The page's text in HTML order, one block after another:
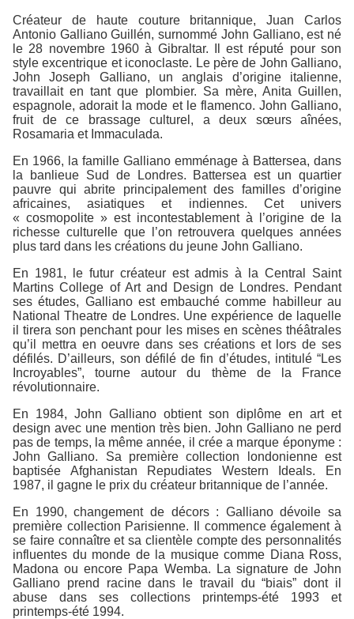
Créateur de haute couture britannique, Juan Carlos
Antonio Galliano Guillén, surnommé John Galliano, est né
le 28 novembre 1960 à Gibraltar. Il est réputé pour son
style excentrique et iconoclaste. Le père de John Galliano,
John Joseph Galliano, un anglais d’origine italienne,
travaillait en tant que plombier. Sa mère, Anita Guillen,
espagnole, adorait la mode et le flamenco. John Galliano,
fruit de ce brassage culturel, a deux sœurs aînées,
Rosamaria et Immaculada.
En 1966, la famille Galliano emménage à Battersea, dans
la banlieue Sud de Londres. Battersea est un quartier
pauvre qui abrite principalement des familles d’origine
africaines, asiatiques et indiennes. Cet univers
« cosmopolite » est incontestablement à l’origine de la
richesse culturelle que l’on retrouvera quelques années
plus tard dans les créations du jeune John Galliano.
En 1981, le futur créateur est admis à la Central Saint
Martins College of Art and Design de Londres. Pendant
ses études, Galliano est embauché comme habilleur au
National Theatre de Londres. Une expérience de laquelle
il tirera son penchant pour les mises en scènes théâtrales
qu’il mettra en oeuvre dans ses créations et lors de ses
défilés. D’ailleurs, son défilé de fin d’études, intitulé “Les
Incroyables”, tourne autour du thème de la France
révolutionnaire.
En 1984, John Galliano obtient son diplôme en art et
design avec une mention très bien. John Galliano ne perd
pas de temps, la même année, il crée a marque éponyme :
John Galliano. Sa première collection londonienne est
baptisée Afghanistan Repudiates Western Ideals. En
1987, il gagne le prix du créateur britannique de l’année.
En 1990, changement de décors : Galliano dévoile sa
première collection Parisienne. Il commence également à
se faire connaître et sa clientèle compte des personnalités
influentes du monde de la musique comme Diana Ross,
Madona ou encore Papa Wemba. La signature de John
Galliano prend racine dans le travail du “biais” dont il
abuse dans ses collections printemps-été 1993 et
printemps-été 1994.